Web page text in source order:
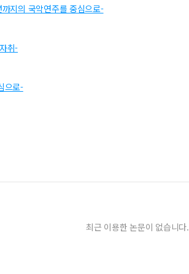
지의 국악연주를 중심으로-
취-
으로-
최근 이용한 논문이 없습니다.